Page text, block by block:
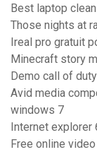
Best laptop
Those nights at
Ireal pro gratuit
Minecraft story
Demo call of
Avid media
windows 7
Internet
Free online